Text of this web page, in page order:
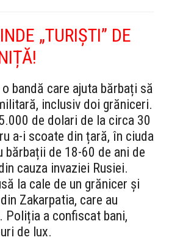
„TURIȘTI” DE
bandă care ajuta bărbați să
inclusiv doi grăniceri.
de dolari de la circa 30
a-i scoate din țară, în ciuda
bărbații de 18-60 de ani de
cauza invaziei Rusiei.
la cale de un grănicer și
Zakarpatia, care au
Poliția a confiscat bani,
de lux.